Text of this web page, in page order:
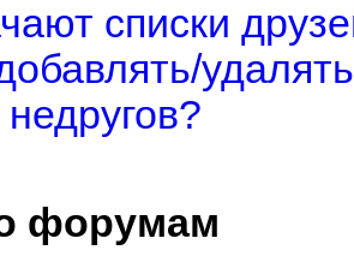
списки
форумам